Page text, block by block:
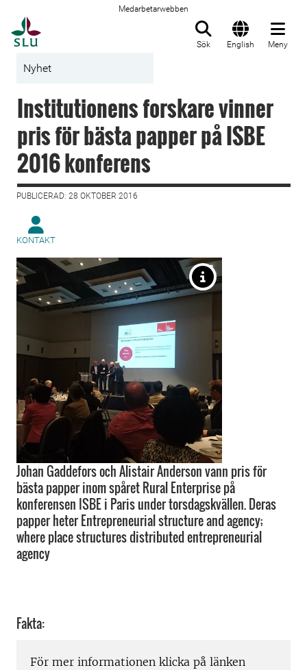
Medarbetarwebben
Sök English Meny
Nyhet
Institutionens forskare vinner
pris för bästa papper på ISBE
2016 konferens
PUBLICERAD: 28 OKTOBER 2016
KONTAKT
Johan Gaddefors och Alistair Anderson vann pris för
bästa papper inom spåret Rural Enterprise på
konferensen ISBE i Paris under torsdagskvällen. Deras
papper heter Entrepreneurial structure and agency;
where place structures distributed entrepreneurial
agency
Fakta:
För mer informationen klicka på länken